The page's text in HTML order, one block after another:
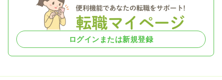
ログインまたは新規登録